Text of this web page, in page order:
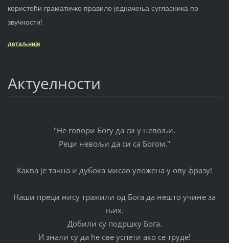
користећи граматичко правило једначења сугласника по
звучности!
детаљније
Актуелности
"Не говори Богу да си у невољи.
Реци невољи да си са Богом."
Каква је тачна и дубока мисао уложена у ову фразу!
Наши преци нису тражили од Бога да нешто учине за
њих.
Добили су подршку Бога.
И знали су да ће све успети ако се труде!